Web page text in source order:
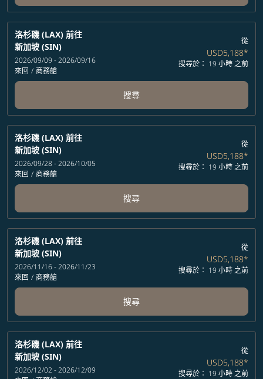
洛杉磯 (LAX) 前往
新加坡 (SIN)
2026/09/09 - 2026/09/16
來回 / 商務艙
從
USD5,188*
搜尋於： 19 小時 之前
搜尋
洛杉磯 (LAX) 前往
新加坡 (SIN)
2026/09/28 - 2026/10/05
來回 / 商務艙
從
USD5,188*
搜尋於： 19 小時 之前
搜尋
洛杉磯 (LAX) 前往
新加坡 (SIN)
2026/11/16 - 2026/11/23
來回 / 商務艙
從
USD5,188*
搜尋於： 19 小時 之前
搜尋
洛杉磯 (LAX) 前往
新加坡 (SIN)
2026/12/02 - 2026/12/09
從
USD5,188*
搜尋於： 19 小時 之前